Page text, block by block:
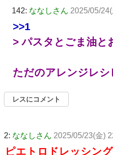
142: ななしさん 2025/05/
>>1
> パスタとごま油と
ただのアレンジレシ
レスにコメント
2: ななしさん 2025/05/23(金)
ピエトロドレッシン